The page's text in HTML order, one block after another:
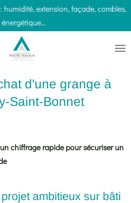
humidité, extension, façade, combles,
d'une grange à
Saint-Bonnet
chiffrage rapide pour sécuriser un
ambitieux sur bâti